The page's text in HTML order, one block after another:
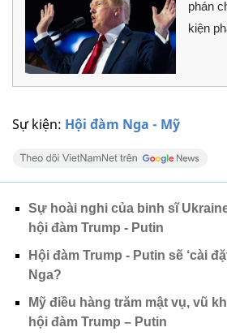
Sự kiện: Hội đàm Nga - Mỹ
phán
kiện
Sự hoài nghi của binh sĩ
hội đàm Trump - Putin
Hội đàm Trump - Putin sẽ ‘cài
Nga?
Mỹ điều hàng trăm mật vụ, vũ
hội đàm Trump – Putin